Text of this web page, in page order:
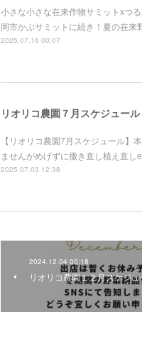
小さな小さな在来作物サミットxつ
岡市かぶサミットに続き！夏の在来
2025.07.16 00:07
リオリコ農園７月スケジュール
【リオリコ農園7月スケジュール】
ませんがめげずに撒き直し植え直
2025.07.03 12:38
2024.12.04 00:18
リオリコ農園１２月スケジ